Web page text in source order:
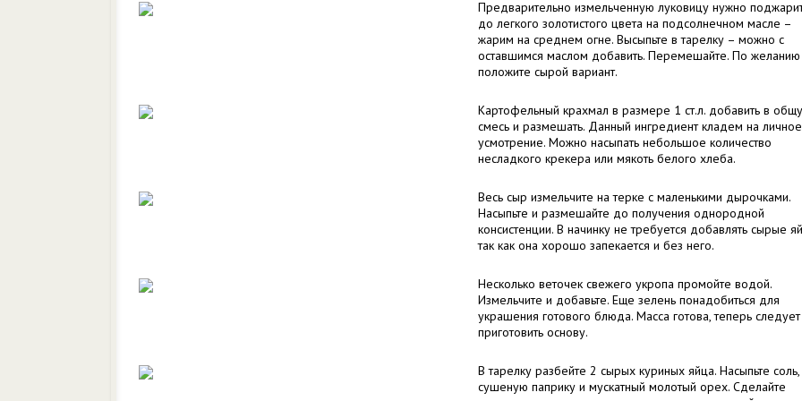
Предварительно измельченную луковицу нужно
до легкого золотистого цвета на подсолнечном масле –
жарим на среднем огне. Высыпьте в тарелку – можно с
оставшимся маслом добавить. Перемешайте. По желанию
положите сырой вариант.
Картофельный крахмал в размере 1 ст.л. добавить в
смесь и размешать. Данный ингредиент кладем на личное
усмотрение. Можно насыпать небольшое количество
несладкого крекера или мякоть белого хлеба.
Весь сыр измельчите на терке с маленькими дырочками.
Насыпьте и размешайте до получения однородной
консистенции. В начинку не требуется добавлять сырые
так как она хорошо запекается и без него.
Несколько веточек свежего укропа промойте водой.
Измельчите и добавьте. Еще зелень понадобиться для
украшения готового блюда. Масса готова, теперь следует
приготовить основу.
В тарелку разбейте 2 сырых куриных яйца. Насыпьте соль,
сушеную паприку и мускатный молотый орех. Сделайте